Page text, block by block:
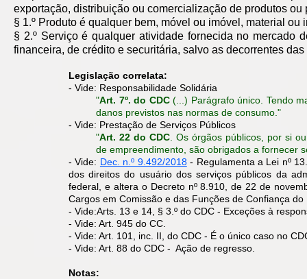
exportação, distribuição ou comercialização de produtos ou
§ 1.º Produto é qualquer bem, móvel ou imóvel, material ou
§ 2.º Serviço é qualquer atividade fornecida no mercado
financeira, de crédito e securitária, salvo as decorrentes
Legislação correlata:
- Vide: Responsabilidade Solidária
"Art. 7º. do CDC(...) ​Parágrafo único. Tendo
danos previstos nas normas de consumo."
- Vide: Prestação de Serviços Públicos
"Art. 22 do CDC . Os órgãos públicos, por si
de empreendimento, são obrigados a fornecer
- Vide: Dec. n.º 9.492/2018- Regulamenta a Lei nº
dos direitos do usuário dos serviços públicos da
federal, e altera o Decreto nº 8.910, de 22 de
Cargos em Comissão e das Funções de Confiança
- Vide:Arts. 13 e 14, § 3.º do CDC - Exceções à
- Vide: Art. 945 do CC.
- Vide: Art. 101, inc. II, do CDC - É o único caso no
- Vide: Art. 88 do CDC - Ação de regresso.
Notas: